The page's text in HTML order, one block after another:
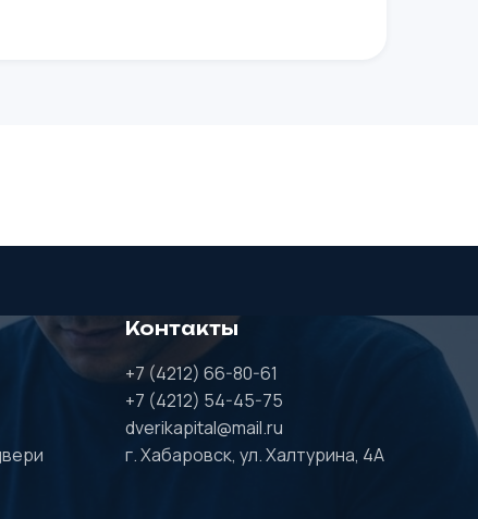
Контакты
+7 (4212) 66-80-61
+7 (4212) 54-45-75
dverikapital@mail.ru
г. Хабаровск, ул. Халтурина, 4А